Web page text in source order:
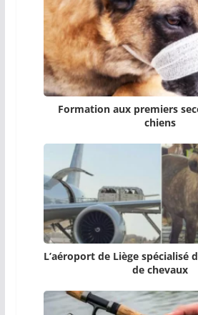
Formation aux premiers
chiens
L’aéroport de Liège spécialisé
de chevaux